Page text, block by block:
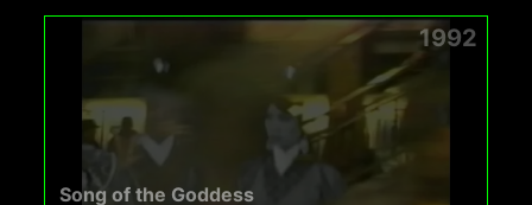
1992
Song of the Goddess